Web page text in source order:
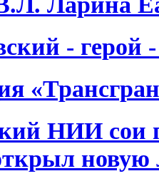
- герой
НИИ сои
новую